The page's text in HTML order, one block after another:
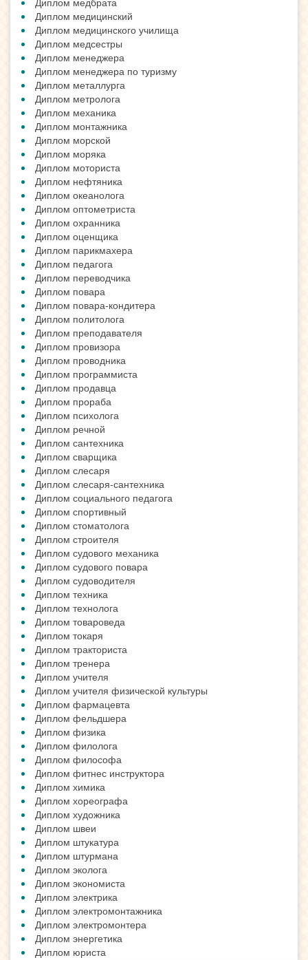
Диплом медицинский
Диплом медицинского училища
Диплом медсестры
Диплом менеджера
Диплом менеджера по туризму
Диплом металлурга
Диплом метролога
Диплом механика
Диплом монтажника
Диплом морской
Диплом моряка
Диплом моториста
Диплом нефтяника
Диплом океанолога
Диплом оптометриста
Диплом охранника
Диплом оценщика
Диплом парикмахера
Диплом педагога
Диплом переводчика
Диплом повара
Диплом повара-кондитера
Диплом политолога
Диплом преподавателя
Диплом провизора
Диплом проводника
Диплом программиста
Диплом продавца
Диплом прораба
Диплом психолога
Диплом речной
Диплом сантехника
Диплом сварщика
Диплом слесаря
Диплом слесаря-сантехника
Диплом социального педагога
Диплом спортивный
Диплом стоматолога
Диплом строителя
Диплом судового механика
Диплом судового повара
Диплом судоводителя
Диплом техника
Диплом технолога
Диплом товароведа
Диплом токаря
Диплом тракториста
Диплом тренера
Диплом учителя
Диплом учителя физической культуры
Диплом фармацевта
Диплом фельдшера
Диплом физика
Диплом филолога
Диплом философа
Диплом фитнес инструктора
Диплом химика
Диплом хореографа
Диплом художника
Диплом швеи
Диплом штукатура
Диплом штурмана
Диплом эколога
Диплом экономиста
Диплом электрика
Диплом электромонтажника
Диплом электромонтера
Диплом энергетика
Диплом юриста